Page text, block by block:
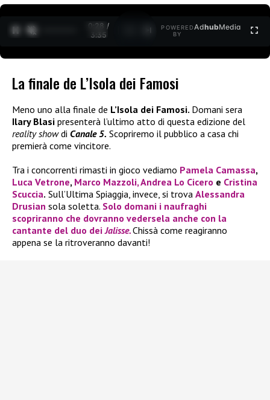
0:29 /
3:35
POWERED
BY
AdhubMedia
La finale de L’Isola dei Famosi
Meno uno alla finale de L’Isola dei Famosi. Domani sera
Ilary Blasi presenterà l’ultimo atto di questa edizione del
reality showdi Canale 5. Scopriremo il pubblico a casa chi
premierà come vincitore.
Tra i concorrenti rimasti in gioco vediamo Pamela Camassa,
Luca Vetrone, Marco Mazzoli,Andrea Lo Cicero e Cristina
Scuccia. Sull’Ultima Spiaggia, invece, si trova Alessandra
Drusian sola soletta. Solo domani i naufraghi
scopriranno che dovranno vedersela anche con la
cantante del duo deiJalisse.Chissà come reagiranno
appena se la ritroveranno davanti!